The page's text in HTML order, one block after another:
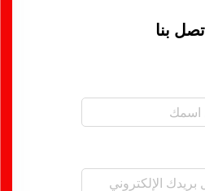
اتصل بنا